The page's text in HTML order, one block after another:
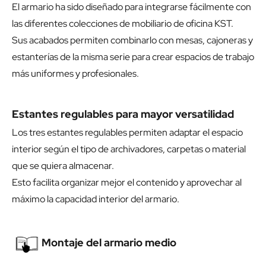
El armario ha sido diseñado para integrarse fácilmente con
las diferentes colecciones de mobiliario de oficina KST.
Sus acabados permiten combinarlo con mesas, cajoneras y
estanterías de la misma serie para crear espacios de trabajo
más uniformes y profesionales.
Estantes regulables para mayor versatilidad
Los tres estantes regulables permiten adaptar el espacio
interior según el tipo de archivadores, carpetas o material
que se quiera almacenar.
Esto facilita organizar mejor el contenido y aprovechar al
máximo la capacidad interior del armario.
Montaje del armario medio